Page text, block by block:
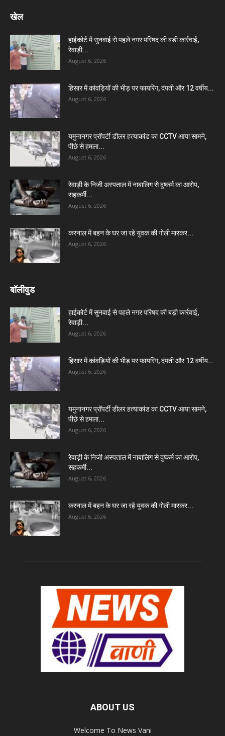
खेल
हाईकोर्ट में सुनवाई से पहले नगर परिषद की बड़ी कार्रवाई,
रेवाड़ी...
August 6, 2026
हिसार में कांवड़ियों की भीड़ पर फायरिंग, दंपती और 12 वर्षीय...
August 6, 2026
यमुनानगर प्रॉपर्टी डीलर हत्याकांड का CCTV आया सामने,
पीछे से हमला...
August 6, 2026
रेवाड़ी के निजी अस्पताल में नाबालिग से दुष्कर्म का आरोप,
सहकर्मी...
August 6, 2026
करनाल में बहन के घर जा रहे युवक की गोली मारकर...
August 6, 2026
बॉलीवुड
हाईकोर्ट में सुनवाई से पहले नगर परिषद की बड़ी कार्रवाई,
रेवाड़ी...
August 6, 2026
हिसार में कांवड़ियों की भीड़ पर फायरिंग, दंपती और 12 वर्षीय...
August 6, 2026
यमुनानगर प्रॉपर्टी डीलर हत्याकांड का CCTV आया सामने,
पीछे से हमला...
August 6, 2026
रेवाड़ी के निजी अस्पताल में नाबालिग से दुष्कर्म का आरोप,
सहकर्मी...
August 6, 2026
करनाल में बहन के घर जा रहे युवक की गोली मारकर...
August 6, 2026
ABOUT US
Welcome To News Vani